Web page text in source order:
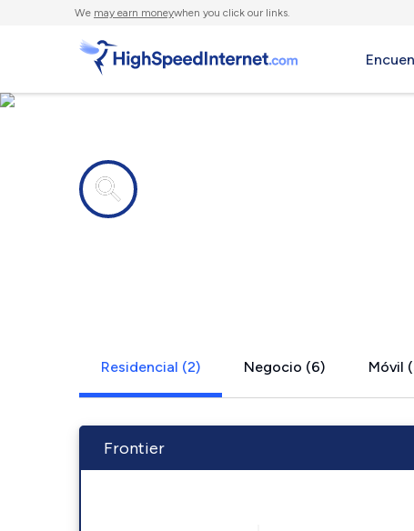
We may earn moneywhen you click our links.
Residencial (2) Negocio (6) Móvil
Frontier